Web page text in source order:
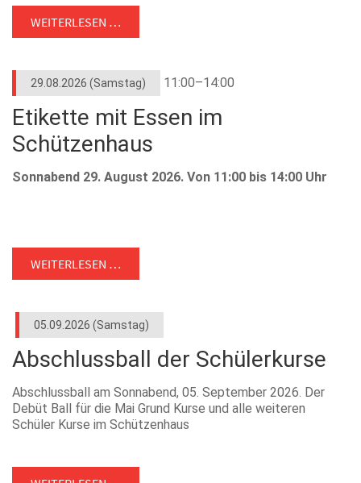
Karten können Sie hier bestellen
WEITERLESEN …
29.08.2026 (Samstag) 11:00–14:00
Etikette mit Essen im
Schützenhaus
Sonnabend 29. August 2026. Von 11:00 bis 14:00 Uhr
WEITERLESEN …
05.09.2026 (Samstag)
Abschlussball der Schülerkurse
Abschlussball am Sonnabend, 05. September 2026. Der
Debüt Ball für die Mai Grund Kurse und alle weiteren
Schüler Kurse im Schützenhaus